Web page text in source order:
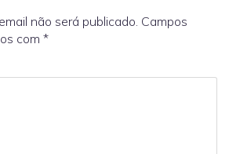
não será publicado. Campos
com *